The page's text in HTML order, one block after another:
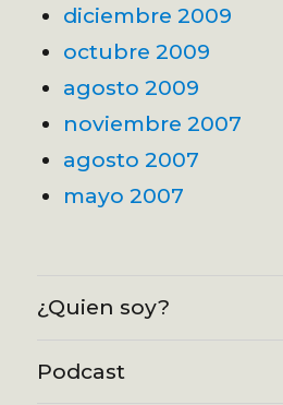
diciembre 2009
octubre 2009
agosto 2009
noviembre 2007
agosto 2007
mayo 2007
¿Quien soy?
Podcast